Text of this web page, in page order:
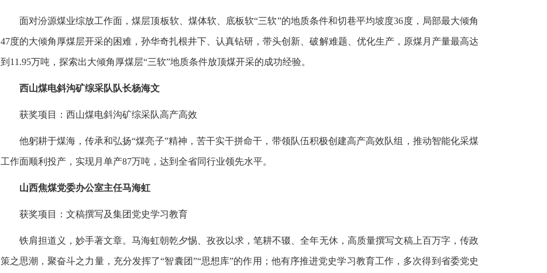
面对汾源煤业综放工作面，煤层顶板软、煤体软、底板软“三软”的地质条件和切巷平均坡度36度，局部最大倾角
47度的大倾角厚煤层开采的困难，孙华奇扎根井下、认真钻研，带头创新、破解难题、优化生产，原煤月产量最高达
到11.95万吨，探索出大倾角厚煤层“三软”地质条件放顶煤开采的成功经验。
西山煤电斜沟矿综采队队长杨海文
获奖项目：西山煤电斜沟矿综采队高产高效
他躬耕于煤海，传承和弘扬“煤亮子”精神，苦干实干拼命干，带领队伍积极创建高产高效队组，推动智能化采煤
工作面顺利投产，实现月单产87万吨，达到全省同行业领先水平。
山西焦煤党委办公室主任马海虹
获奖项目：文稿撰写及集团党史学习教育
铁肩担道义，妙手著文章。马海虹朝乾夕惕、孜孜以求，笔耕不辍、全年无休，高质量撰写文稿上百万字，传政
策之思潮，聚奋斗之力量，充分发挥了“智囊团”“思想库”的作用；他有序推进党史学习教育工作，多次得到省委党史